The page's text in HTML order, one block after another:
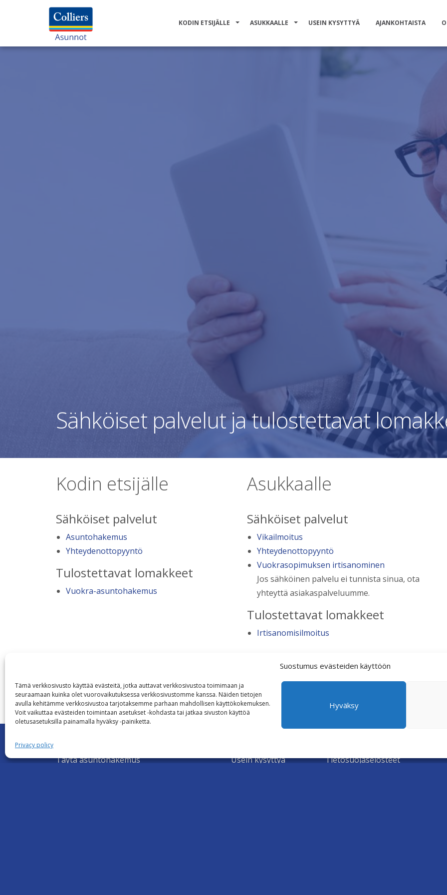
Suostumus evästeiden käyttöön
Tämä verkkosivusto käyttää evästeitä, jotka auttavat verkkosivustoa toimimaan ja
seuraamaan kuinka olet vuorovaikutuksessa verkkosivustomme kanssa. Näiden tietojen
avulla kehitämme verkkosivustoa tarjotaksemme parhaan mahdollisen käyttökokemuksen.
Voit vaikuttaa evästeiden toimintaan asetukset -kohdasta tai jatkaa sivuston käyttöä
oletusasetuksilla painamalla hyväksy -painiketta.
Hyväksy
Privacy policy
KODIN ETSIJÄLLE ASUKKAALLE USEIN KYSYTTYÄ AJANKOHTAISTA
Sähköiset palvelut ja tulostettavat
Kodin etsijälle
Sähköiset palvelut
Asuntohakemus
Yhteydenottopyyntö
Tulostettavat lomakkeet
Vuokra-asuntohakemus
Asukkaalle
Sähköiset palvelut
Vikailmoitus
Yhteydenottopyyntö
Vuokrasopimuksen irtisanominen
Jos sähköinen palvelu ei tunnista sinua, ota
yhteyttä asiakaspalveluumme.
Tulostettavat lomakkeet
Irtisanomisilmoitus
SIIRRY ASUNTOHAKUUN
Täytä asuntohakemus
Usein kysyttyä
Tietosuojaselosteet